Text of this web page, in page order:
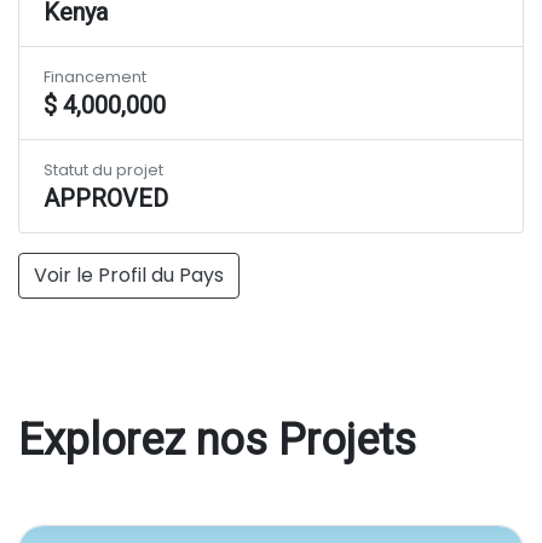
Voir le Profil du Pays
Kenya
Financement
$ 4,000,000
Statut du projet
APPROVED
Explorez nos Projets